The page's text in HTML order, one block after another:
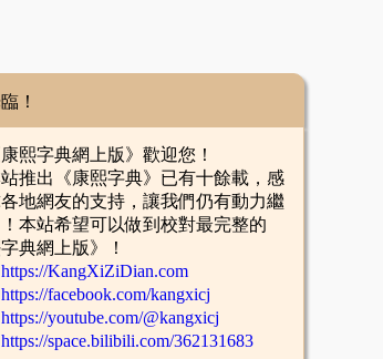
！
字典網上版》歡迎您！
出《康熙字典》已有十餘載，感
地網友的支持，讓我們仍有動力繼
本站希望可以做到校對最完整的
字典網上版》！
https://KangXiZiDian.com
https://facebook.com/kangxicj
https://youtube.com/@kangxicj
https://space.bilibili.com/362131683